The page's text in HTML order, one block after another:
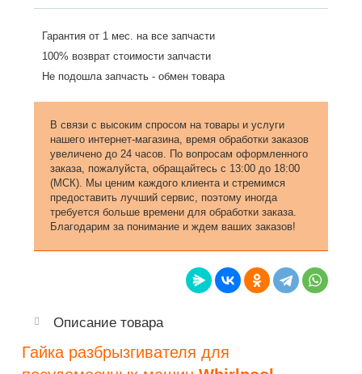
Гарантия от 1 мес. на все запчасти
100% возврат стоимости запчасти
Не подошла запчасть - обмен товара
В связи с высоким спросом на товары и услуги
нашего интернет-магазина, время обработки заказов
увеличено до 24 часов. По вопросам оформленного
заказа, пожалуйста, обращайтесь с 13:00 до 18:00
(МСК). Мы ценим каждого клиента и стремимся
предоставить лучший сервис, поэтому иногда
требуется больше времени для обработки заказа.
Благодарим за понимание и ждем ваших заказов!
Описание товара
Гайка разбрызгивателя для